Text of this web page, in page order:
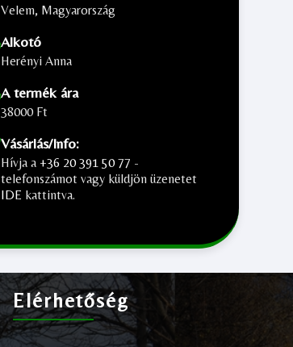
Velem, Magyarország
Alkotó
Herényi Anna
A termék ára
38000 Ft
Vásárlás/Info:
Hívja a +36 20 391 50 77 -
telefonszámot vagy küldjön üzenetet
IDE kattintva.
Elérhetőség